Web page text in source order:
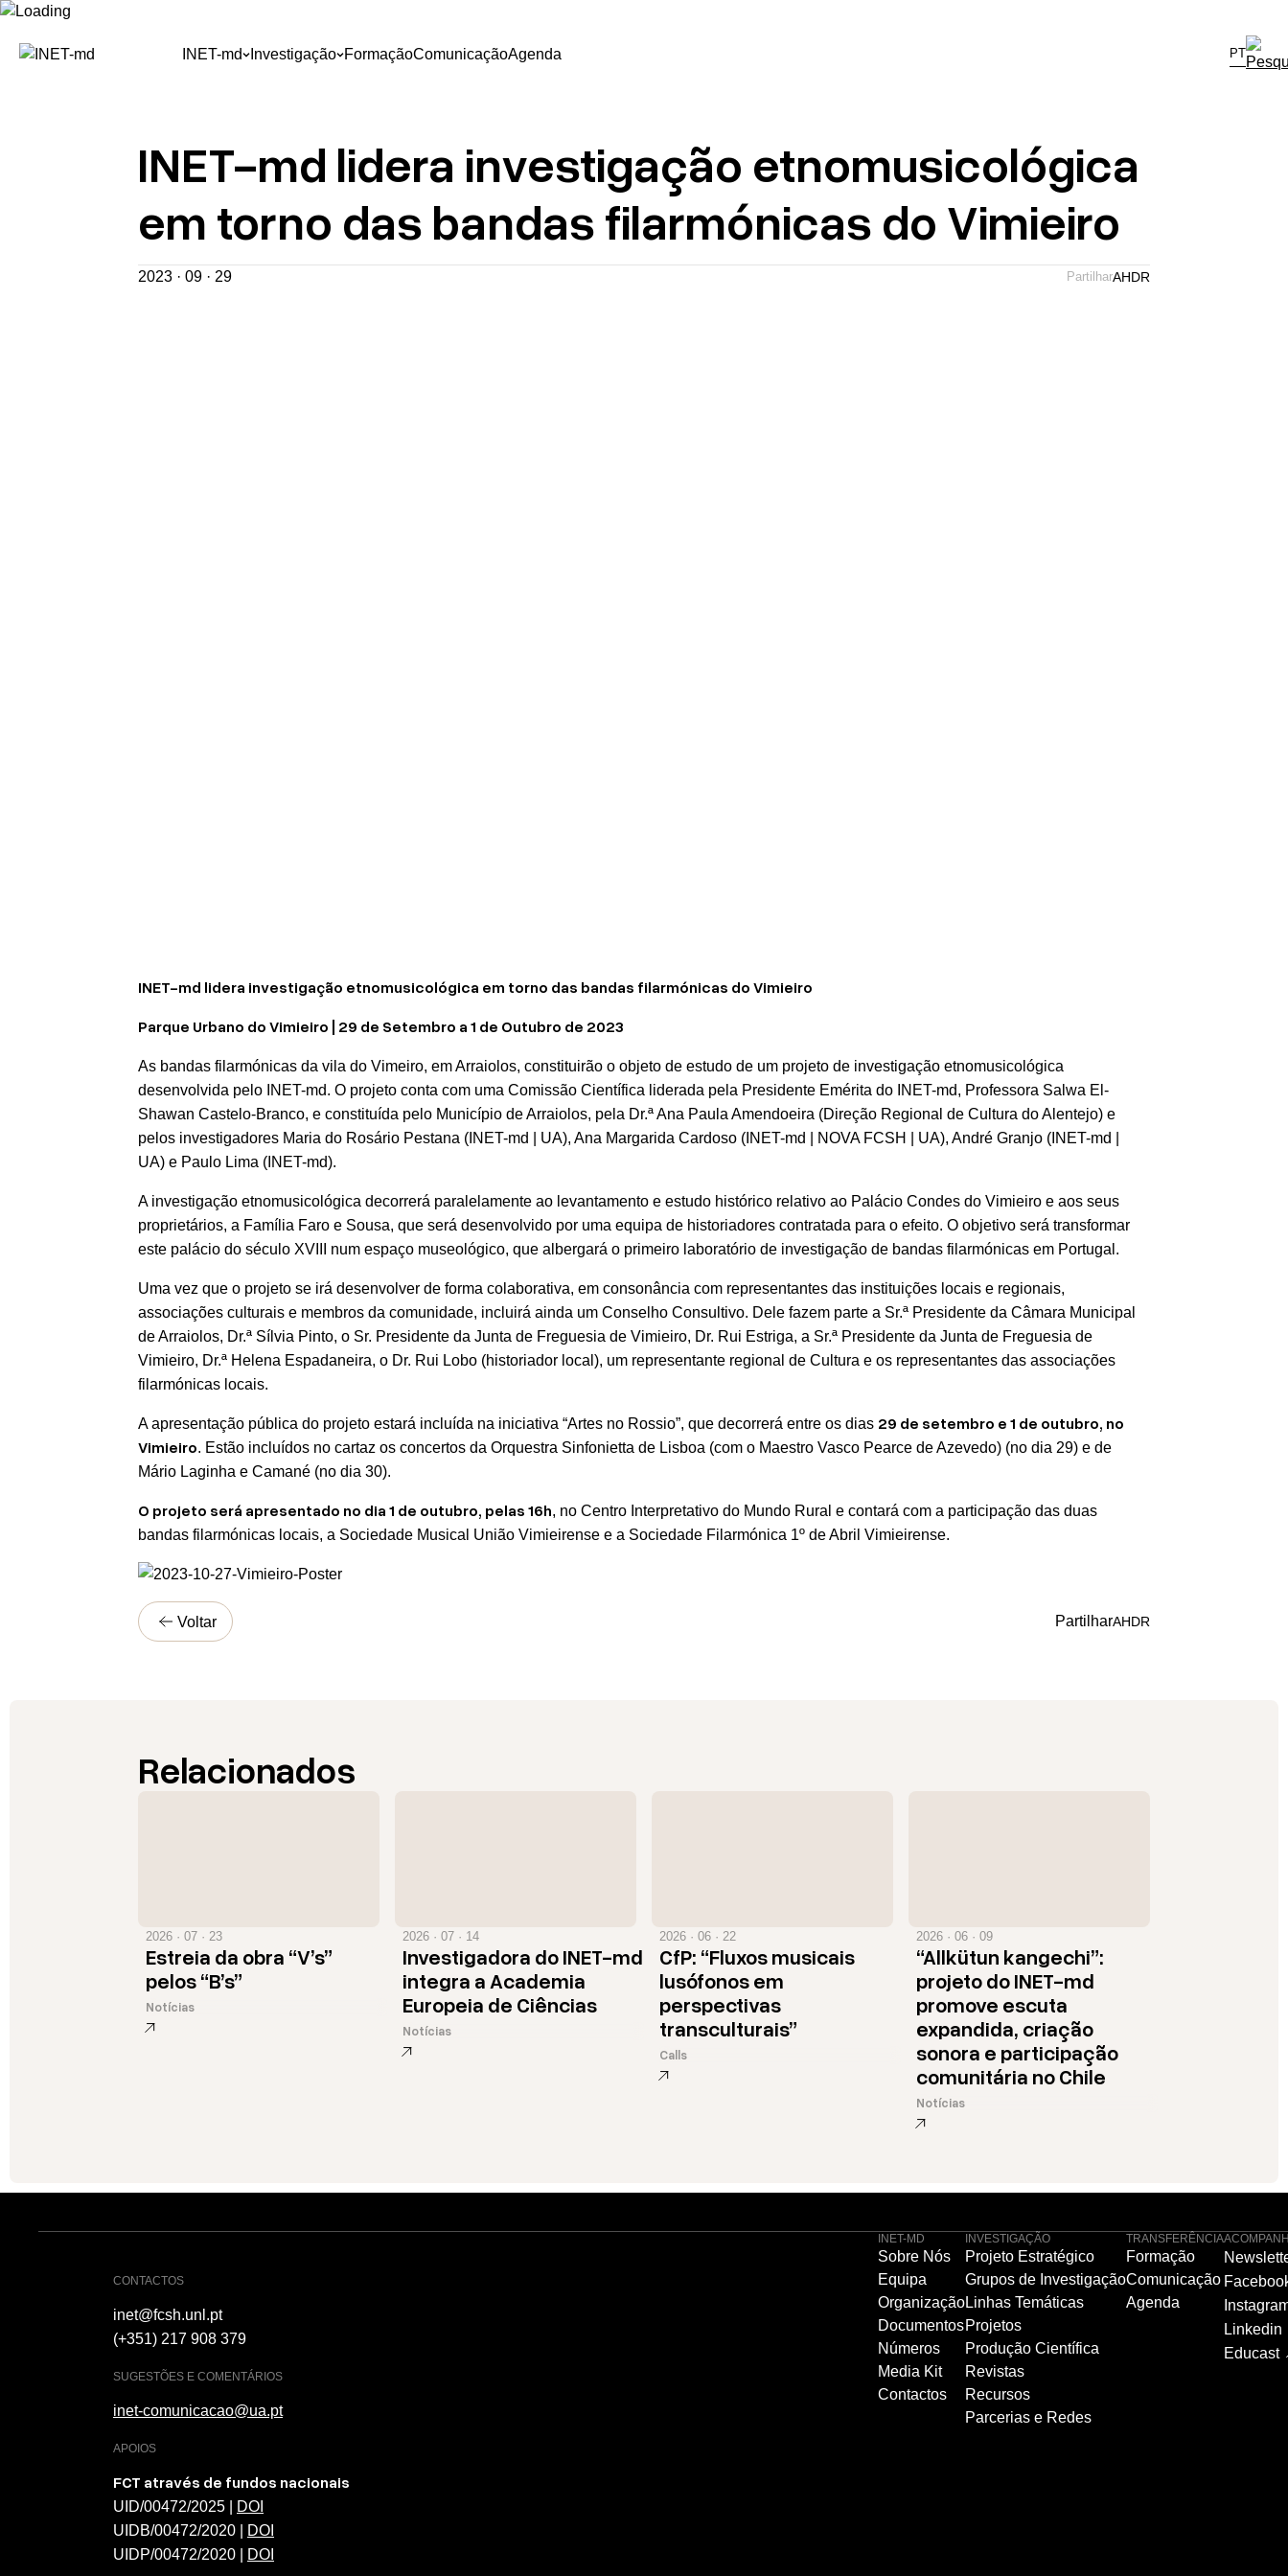
Skip
content
INET-md Investigação FormaçãoComunicaçãoAgenda PT
INET-md lidera investigação etnomusicológica
em torno das bandas filarmónicas do Vimieiro
2023 · 09 · 29 PartilharAHDR
INET-md lidera investigação etnomusicológica em torno das bandas filarmónicas do Vimieiro
Parque Urbano do Vimieiro | 29 de Setembro a 1 de Outubro de 2023
As bandas filarmónicas da vila do Vimeiro, em Arraiolos, constituirão o objeto de estudo de um projeto de investigação etnomusicológica
desenvolvida pelo INET-md. O projeto conta com uma Comissão Científica liderada pela Presidente Emérita do INET-md, Professora Salwa El-
Shawan Castelo-Branco, e constituída pelo Município de Arraiolos, pela Dr.ª Ana Paula Amendoeira (Direção Regional de Cultura do Alentejo) e
pelos investigadores Maria do Rosário Pestana (INET-md | UA), Ana Margarida Cardoso (INET-md | NOVA FCSH | UA), André Granjo (INET-md |
UA) e Paulo Lima (INET-md).
A investigação etnomusicológica decorrerá paralelamente ao levantamento e estudo histórico relativo ao Palácio Condes do Vimieiro e aos seus
proprietários, a Família Faro e Sousa, que será desenvolvido por uma equipa de historiadores contratada para o efeito. O objetivo será transformar
este palácio do século XVIII num espaço museológico, que albergará o primeiro laboratório de investigação de bandas filarmónicas em Portugal.
Uma vez que o projeto se irá desenvolver de forma colaborativa, em consonância com representantes das instituições locais e regionais,
associações culturais e membros da comunidade, incluirá ainda um Conselho Consultivo. Dele fazem parte a Sr.ª Presidente da Câmara Municipal
de Arraiolos, Dr.ª Sílvia Pinto, o Sr. Presidente da Junta de Freguesia de Vimieiro, Dr. Rui Estriga, a Sr.ª Presidente da Junta de Freguesia de
Vimieiro, Dr.ª Helena Espadaneira, o Dr. Rui Lobo (historiador local), um representante regional de Cultura e os representantes das associações
filarmónicas locais.
A apresentação pública do projeto estará incluída na iniciativa “Artes no Rossio”, que decorrerá entre os dias 29 de setembro e 1 de outubro, no
Vimieiro. Estão incluídos no cartaz os concertos da Orquestra Sinfonietta de Lisboa (com o Maestro Vasco Pearce de Azevedo) (no dia 29) e de
Mário Laginha e Camané (no dia 30).
O projeto será apresentado no dia 1 de outubro, pelas 16h, no Centro Interpretativo do Mundo Rural e contará com a participação das duas
bandas filarmónicas locais, a Sociedade Musical União Vimieirense e a Sociedade Filarmónica 1º de Abril Vimieirense.
Voltar PartilharAHDR
Relacionados
2026 · 07 · 23
Estreia da obra “V’s”
pelos “B’s”
Notícias
2026 · 07 · 14
Investigadora do INET-md
integra a Academia
Europeia de Ciências
Notícias
2026 · 06 · 22
CfP: “Fluxos musicais
lusófonos em
perspectivas
transculturais”
Calls
2026 · 06 · 09
“Allkütun kangechi”:
projeto do INET-md
promove escuta
expandida, criação
sonora e participação
comunitária no Chile
Notícias
CONTACTOS
inet@fcsh.unl.pt
(+351) 217 908 379
SUGESTÕES E COMENTÁRIOS
inet-comunicacao@ua.pt
APOIOS
FCT através de fundos nacionais
UID/00472/2025 |
DOI
UIDB/00472/2020 |
DOI
UIDP/00472/2020 |
DOI
INET-MD
Sobre Nós
Equipa
Organização
Documentos
Números
Media Kit
Contactos
INVESTIGAÇÃO
Projeto Estratégico
Grupos de Investigação
Linhas Temáticas
Projetos
Produção Científica
Revistas
Recursos
Parcerias e Redes
TRANSFERÊNCIA
Formação
Comunicação
Agenda
Linkedin
Educast